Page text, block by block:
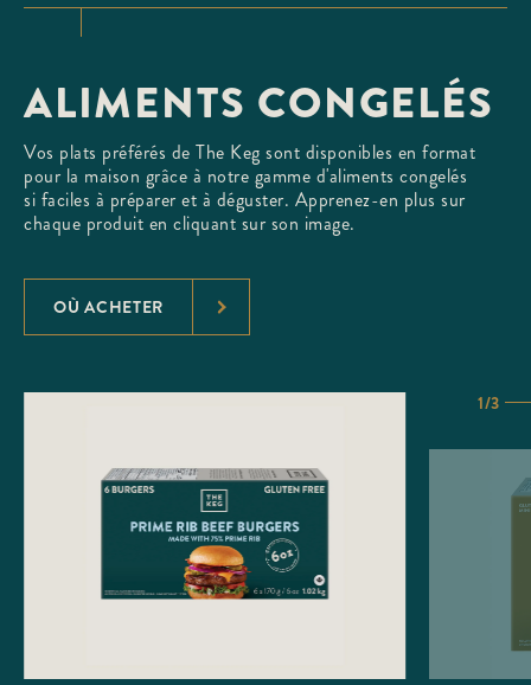
ALIMENTS CONGELÉS
Vos plats préférés de The Keg sont disponibles en format
pour la maison grâce à notre gamme d'aliments congelés
si faciles à préparer et à déguster. Apprenez-en plus sur
chaque produit en cliquant sur son image.
OÙ ACHETER
1/3